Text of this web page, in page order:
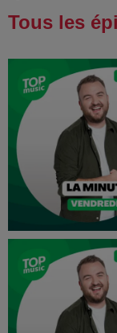
Tous les